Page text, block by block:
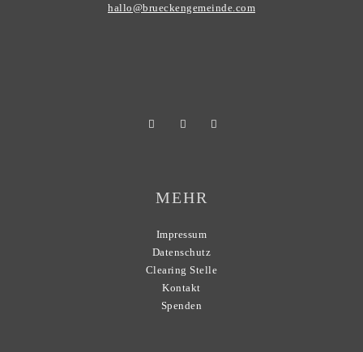
hallo@brueckengemeinde.com
MEHR
Impressum
Datenschutz
Clearing Stelle
Kontakt
Spenden